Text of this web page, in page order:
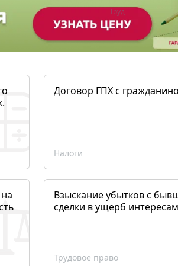
12:28 Труд Реклама
Договор ГПХ с
Налоги
Взыскание убытков с
сделки в ущерб
Трудовое право